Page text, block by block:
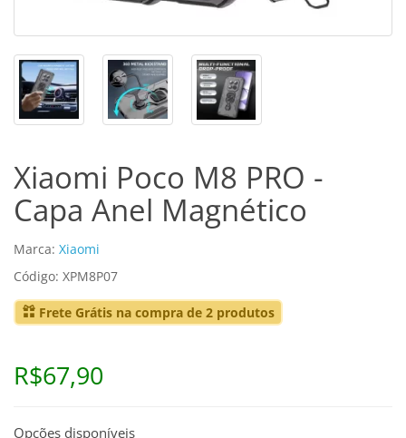
Xiaomi Poco M8 PRO -
Capa Anel Magnético
Marca: Xiaomi
Código: XPM8P07
Frete Grátis na compra de 2 produtos
R$67,90
Opções disponíveis